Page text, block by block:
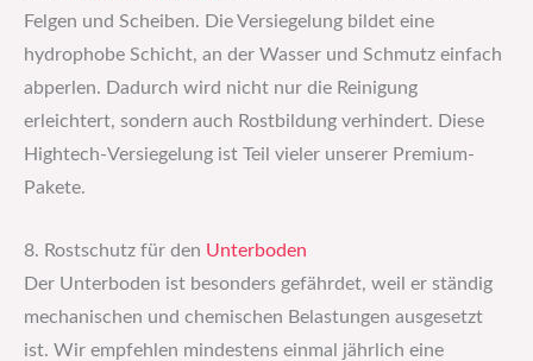
Felgen und Scheiben. Die Versiegelung bildet eine
hydrophobe Schicht, an der Wasser und Schmutz einfach
abperlen. Dadurch wird nicht nur die Reinigung
erleichtert, sondern auch Rostbildung verhindert. Diese
Hightech-Versiegelung ist Teil vieler unserer Premium-
Pakete.
8. Rostschutz für den Unterboden
Der Unterboden ist besonders gefährdet, weil er ständig
mechanischen und chemischen Belastungen ausgesetzt
ist. Wir empfehlen mindestens einmal jährlich eine